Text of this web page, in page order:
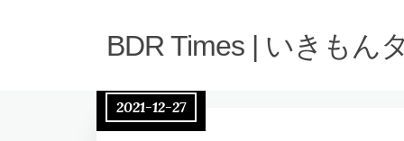
BDR Times | いきもん
2021-12-27